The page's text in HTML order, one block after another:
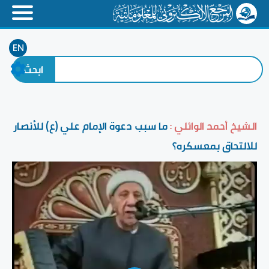
EN
الشيخ أحمد الوائلي :ما سبب دعوة الإمام علي (ع) للأنصار
للالتحاق بمعسكره؟